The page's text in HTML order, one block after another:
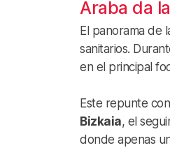
Araba da
El panorama de
sanitarios.
en el principal
Este repunte
Bizkaia, el
donde apenas